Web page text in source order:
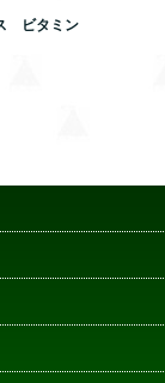
ス ビタミン